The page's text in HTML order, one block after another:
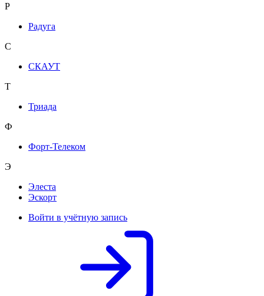
Р
Радуга
С
СКАУТ
Т
Триада
Ф
Форт-Телеком
Э
Элеста
Эскорт
Войти в учётную запись